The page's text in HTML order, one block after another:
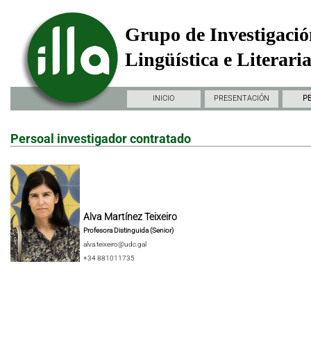
Grupo de
Lingüística e
INICIO PRESENTACIÓN
Persoal investigador contratado
Alva Martínez Teixeiro
Profesora Distinguida (Senior)
alva.teixeiro@udc.gal
+34 881011735